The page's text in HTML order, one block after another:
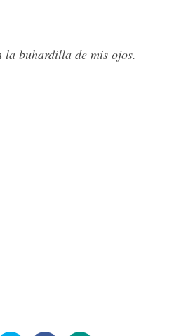
la buhardilla de mis ojos.